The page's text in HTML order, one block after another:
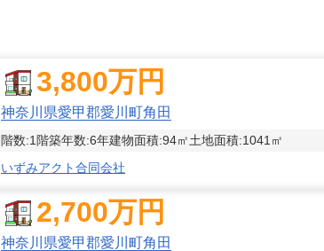
3,800万円
神奈川県愛甲郡愛川町角田
階数:1 階築年数:6年建物面積:94㎡土地面積:1041 ㎡
いずみアクト合同会社
2,700万円
神奈川県愛甲郡愛川町角田